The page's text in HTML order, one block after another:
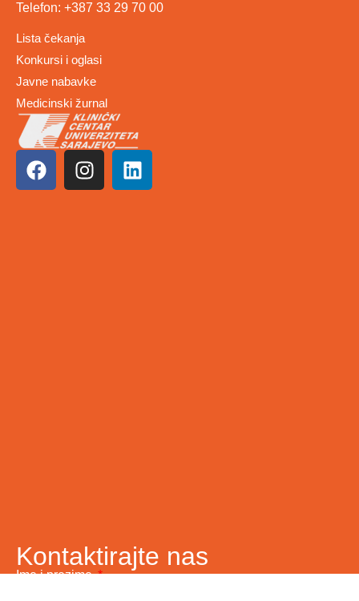
Telefon: +387 33 29 70 00
Lista čekanja
Konkursi i oglasi
Javne nabavke
Medicinski žurnal
Kontaktirajte nas
Ime i prezime